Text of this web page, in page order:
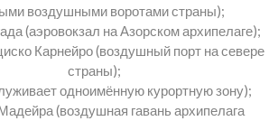
воздушными воротами страны);
(аэровокзал на Азорском архипелаге);
Карнейро (воздушный порт на севере
страны);
одноимённую курортную зону);
(воздушная гавань архипелага